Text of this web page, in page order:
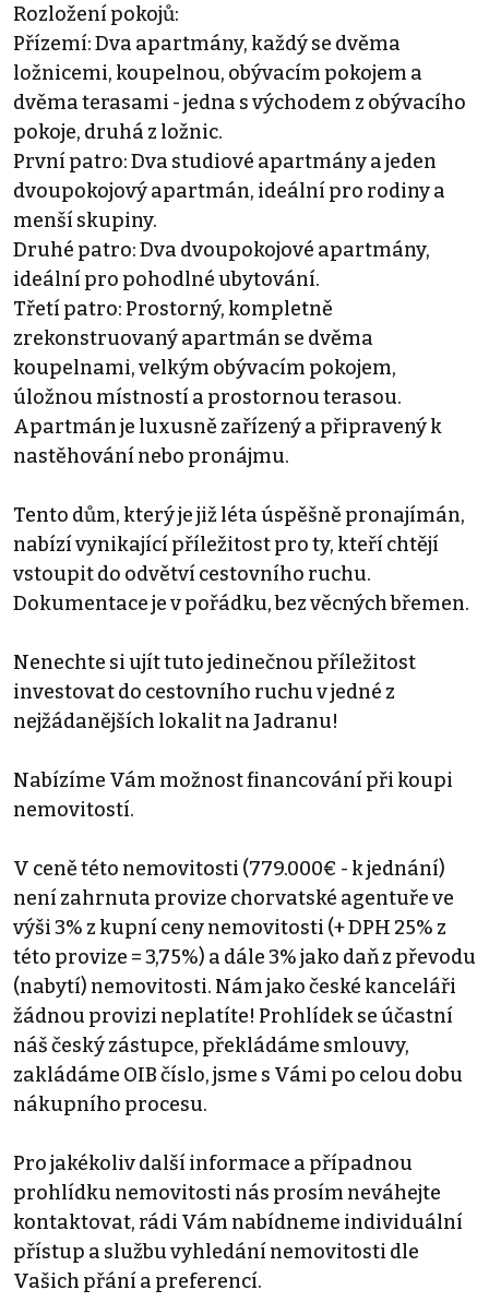
Rozložení pokojů:
Přízemí: Dva apartmány, každý se dvěma
ložnicemi, koupelnou, obývacím pokojem a
dvěma terasami - jedna s východem z obývacího
pokoje, druhá z ložnic.
První patro: Dva studiové apartmány a jeden
dvoupokojový apartmán, ideální pro rodiny a
menší skupiny.
Druhé patro: Dva dvoupokojové apartmány,
ideální pro pohodlné ubytování.
Třetí patro: Prostorný, kompletně
zrekonstruovaný apartmán se dvěma
koupelnami, velkým obývacím pokojem,
úložnou místností a prostornou terasou.
Apartmán je luxusně zařízený a připravený k
nastěhování nebo pronájmu.
Tento dům, který je již léta úspěšně pronajímán,
nabízí vynikající příležitost pro ty, kteří chtějí
vstoupit do odvětví cestovního ruchu.
Dokumentace je v pořádku, bez věcných břemen.
Nenechte si ujít tuto jedinečnou příležitost
investovat do cestovního ruchu v jedné z
nejžádanějších lokalit na Jadranu!
Nabízíme Vám možnost financování při koupi
nemovitostí.
V ceně této nemovitosti (779.000€ - k jednání)
není zahrnuta provize chorvatské agentuře ve
výši 3% z kupní ceny nemovitosti (+ DPH 25% z
této provize = 3,75%) a dále 3% jako daň z převodu
(nabytí) nemovitosti. Nám jako české kanceláři
žádnou provizi neplatíte! Prohlídek se účastní
náš český zástupce, překládáme smlouvy,
zakládáme OIB číslo, jsme s Vámi po celou dobu
nákupního procesu.
Pro jakékoliv další informace a případnou
prohlídku nemovitosti nás prosím neváhejte
kontaktovat, rádi Vám nabídneme individuální
přístup a službu vyhledání nemovitosti dle
Vašich přání a preferencí.